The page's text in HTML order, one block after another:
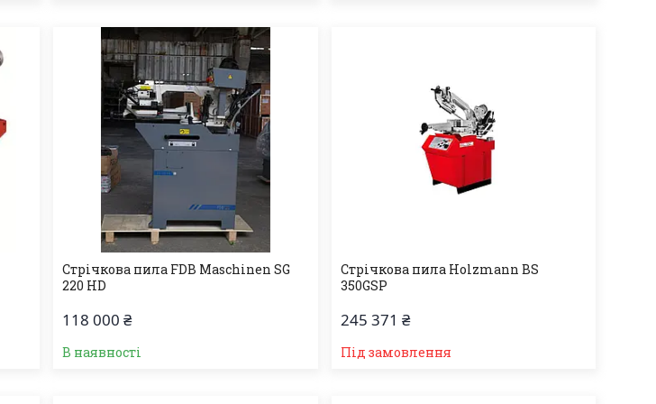
Стрічкова пила FDB Maschinen SG
220 HD
118 000 ₴
В наявності
Стрічкова пила Holzmann BS
350GSP
245 371 ₴
Під замовлення